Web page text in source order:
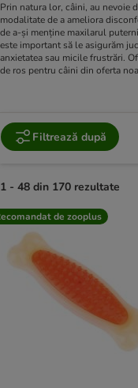
Prin natura lor, câini, au nevoie
modalitate de a ameliora
de a-și menține maxilarul
este important să le asigurăm
anxietatea sau micile frustrări.
de ros pentru câini din oferta
Filtrează după
1 - 48 din 170 rezultate
product items have been
de zooplus